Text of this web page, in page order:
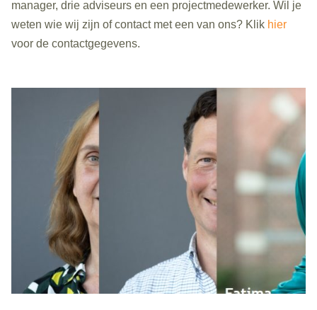
manager, drie adviseurs en een projectmedewerker. Wil je
weten wie wij zijn ofcontact meteen van ons? Klik hier
voor de contactgegevens.